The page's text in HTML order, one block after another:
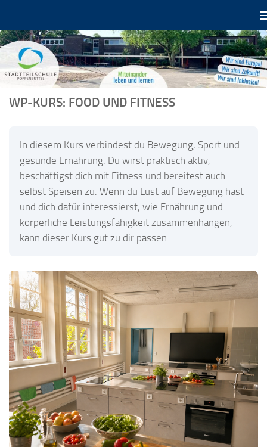
WP-KURS: FOOD UND FITNESS
In diesem Kurs verbindest du Bewegung, Sport und
gesunde Ernährung. Du wirst praktisch aktiv,
beschäftigst dich mit Fitness und bereitest auch
selbst Speisen zu. Wenn du Lust auf Bewegung hast
und dich dafür interessierst, wie Ernährung und
körperliche Leistungsfähigkeit zusammenhängen,
kann dieser Kurs gut zu dir passen.